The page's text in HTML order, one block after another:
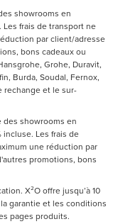
showrooms en
Les frais de transport ne
par client/adresse
bons cadeaux ou
Grohe, Duravit,
Burda, Soudal, Fernox,
rechange et le sur-
des showrooms en
incluse. Les frais de
une réduction par
promotions, bons
X²O offre jusqu’à 10
garantie et les conditions
pages produits.